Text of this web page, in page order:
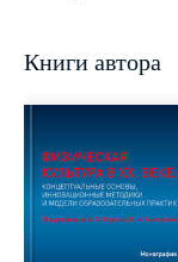
Книги автора